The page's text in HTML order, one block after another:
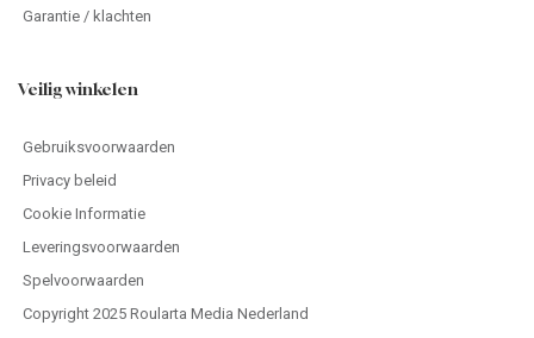
Garantie / klachten
Veilig winkelen
Gebruiksvoorwaarden
Privacy beleid
Cookie Informatie
Leveringsvoorwaarden
Spelvoorwaarden
Copyright 2025 Roularta Media Nederland